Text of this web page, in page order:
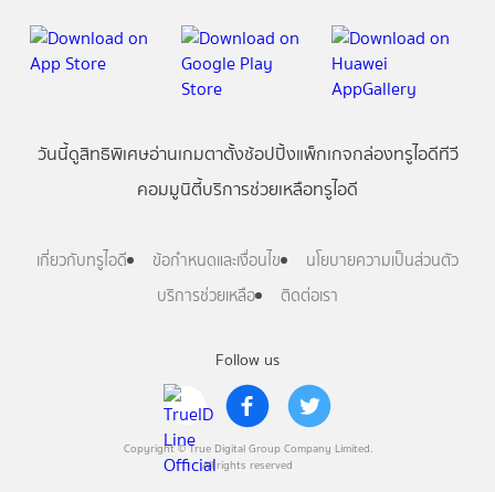
Follow us
Copyright © True Digital Group Company Limited.
All rights reserved
วันนี้ดูสิทธิพิเศษอ่านเกมตาตั้งช้อปปิ้งแพ็กเกจกล่องทรูไอดีทีวี
คอมมูนิตี้บริการช่วยเหลือทรูไอดี
เกี่ยวกับทรูไอดี ข้อกำหนดและเงื่อนไข
นโยบายความเป็นส่วนตัว
บริการช่วยเหลือ
ติดต่อเรา